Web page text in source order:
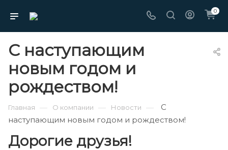
0
С наступающим
новым годом и
рождеством!
Главная — О компании — Новости —
С
наступающим новым годом и рождеством!
Дорогие друзья!